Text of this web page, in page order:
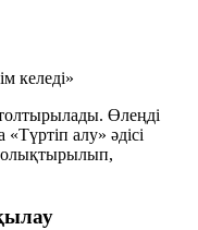
келеді»
Өлеңді
алу» әдісі